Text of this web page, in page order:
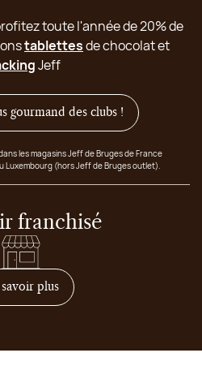
toute l'année de 20% de
tablettesde chocolat et
Jeff
gourmand des clubs !
les magasins Jeff de Bruges de France
Luxembourg (hors Jeff de Bruges outlet).
franchisé
plussur comment devenir